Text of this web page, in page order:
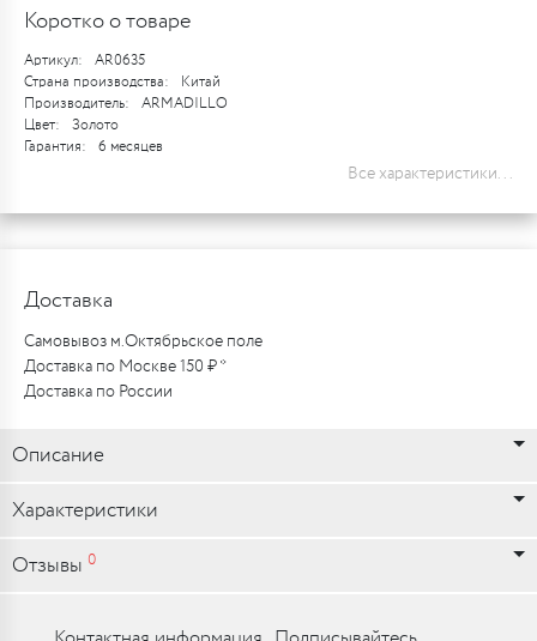
Коротко о товаре
Артикул:
AR0635
Страна производства:
Китай
Производитель:
ARMADILLO
Цвет:
Золото
Гарантия:
6 месяцев
Все характеристики...
Доставка
Самовывоз м.Октябрьское поле
Доставка по Москве 150 ₽ *
Доставка по России
Описание
Характеристики
Отзывы 0